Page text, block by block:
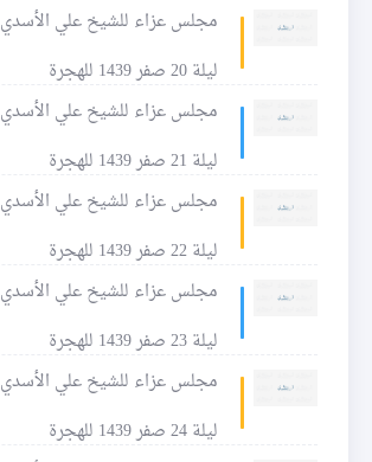
مجلس عزاء للشيخ علي الأسدي
ليلة 20 صفر 1439 للهجرة
مجلس عزاء للشيخ علي الأسدي
ليلة 21 صفر 1439 للهجرة
مجلس عزاء للشيخ علي الأسدي
ليلة 22 صفر 1439 للهجرة
مجلس عزاء للشيخ علي الأسدي
ليلة 23 صفر 1439 للهجرة
مجلس عزاء للشيخ علي الأسدي
ليلة 24 صفر 1439 للهجرة